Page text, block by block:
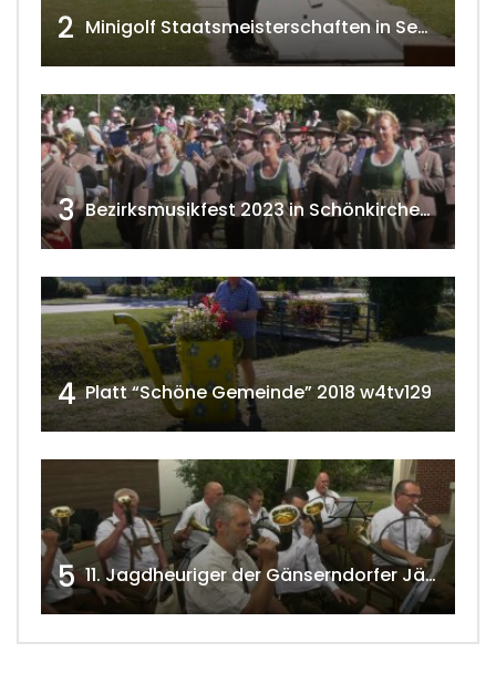
2 Minigolf Staatsmeisterschaften in Seefeld-Kadolz w4tv174
3 Bezirksmusikfest 2023 in Schönkirchen-Reyersdorf
4 Platt “Schöne Gemeinde” 2018 w4tv129
5 11. Jagdheuriger der Gänserndorfer Jäger 2020 w4tv166